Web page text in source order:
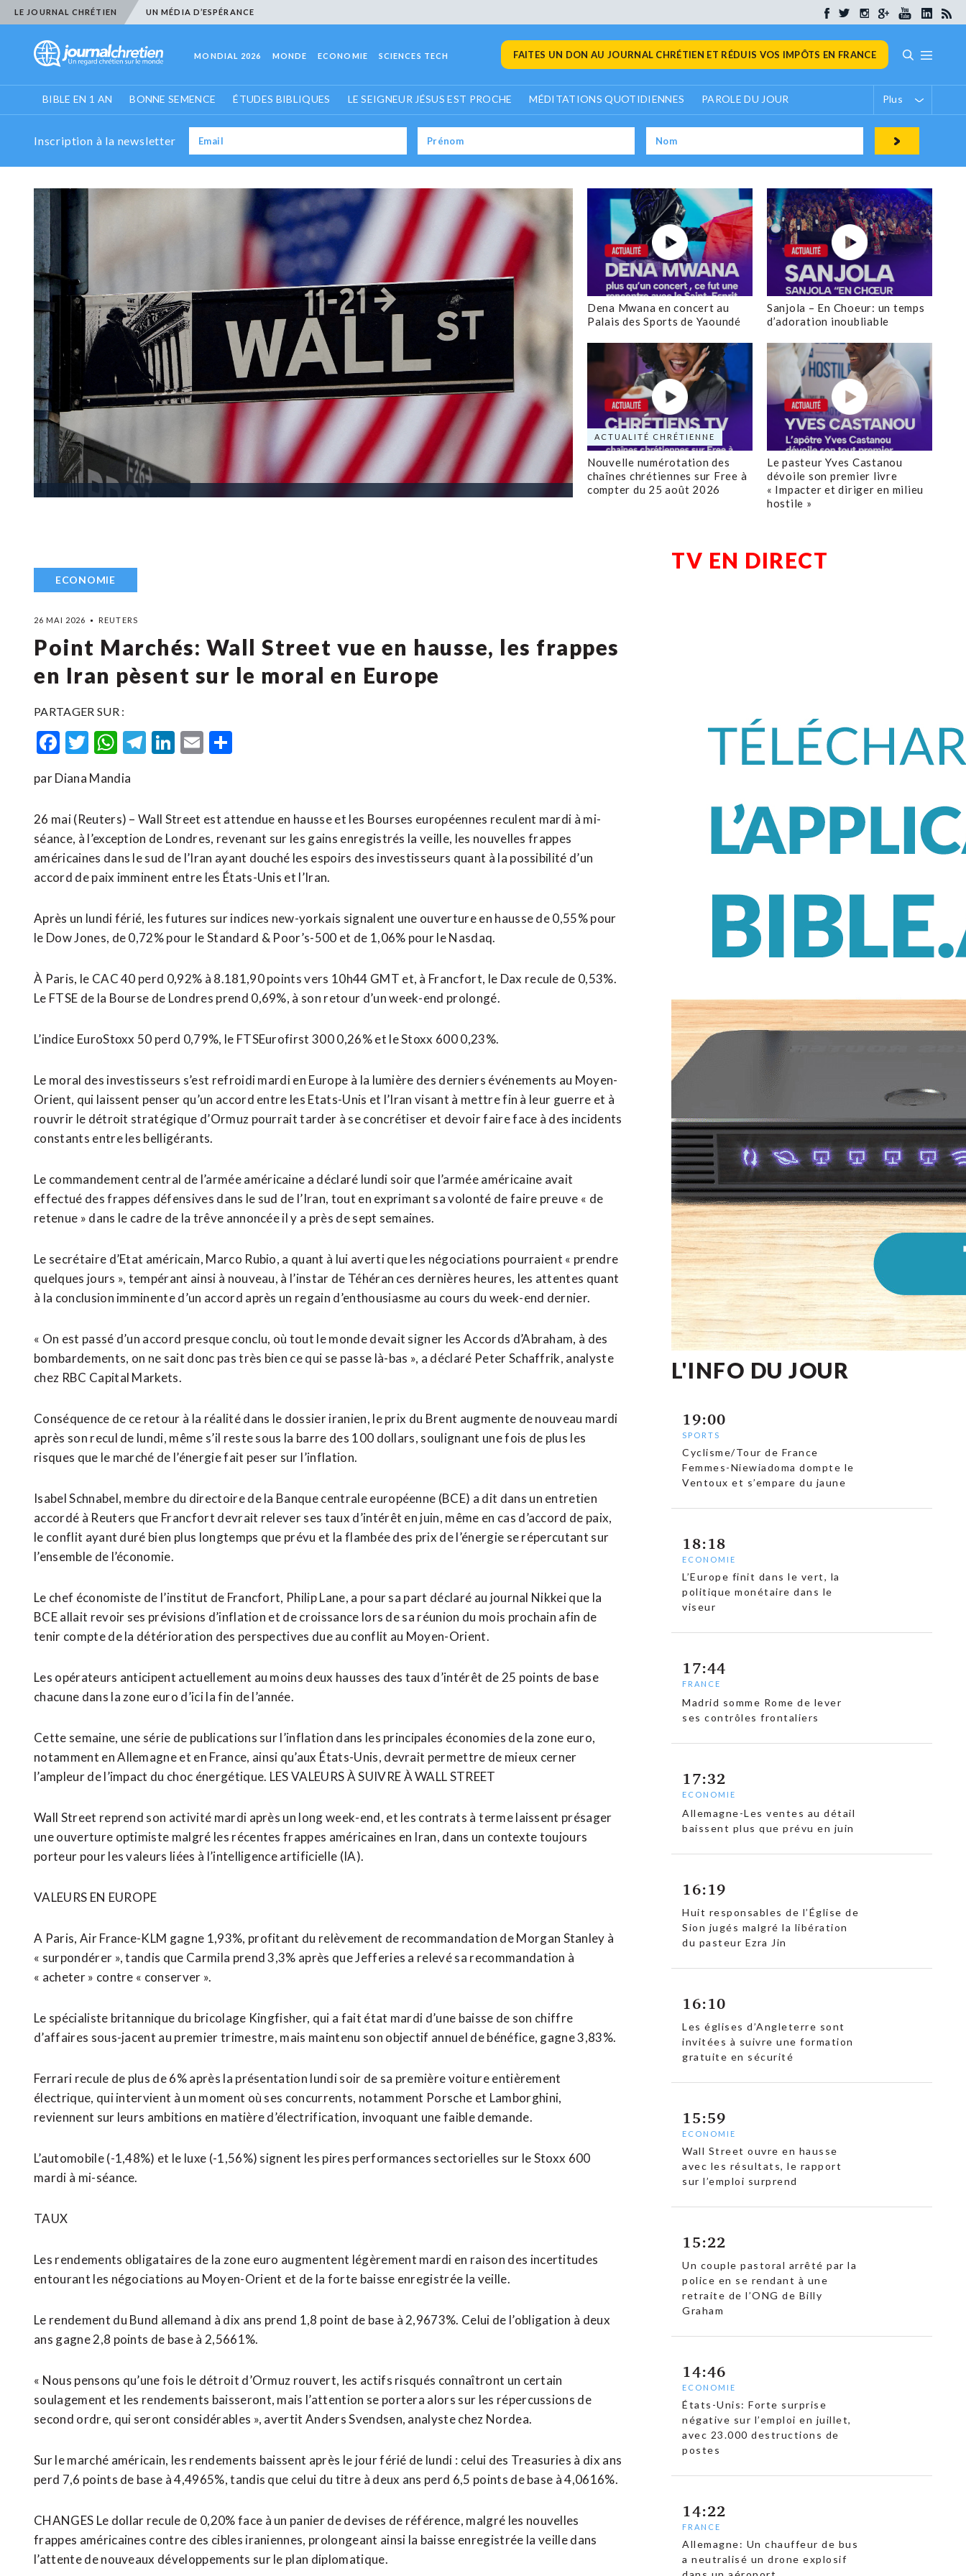
LE JOURNAL CHRÉTIEN UN MÉDIA D’ESPÉRANCE
MONDIAL 2026 MONDE ECONOMIE SCIENCES TECH FAITES UN DON AU JOURNAL CHRÉTIEN ET RÉDUIS VOS IMPÔTS EN FRANCE
BIBLE EN 1 AN BONNE SEMENCE ÉTUDES BIBLIQUES LE SEIGNEUR JÉSUS EST PROCHE MÉDITATIONS QUOTIDIENNES PAROLE DU JOUR Plus
Inscription à la newsletter
Dena Mwana en concert au
Palais des Sports de Yaoundé
Sanjola – En Choeur: un temps
d’adoration inoubliable
ACTUALITÉ CHRÉTIENNE
Nouvelle numérotation des
chaînes chrétiennes sur Free à
compter du 25 août 2026
Le pasteur Yves Castanou
dévoile son premier livre
« Impacter et diriger en milieu
hostile »
ECONOMIE
26 MAI 2026 REUTERS
Point Marchés: Wall Street vue en hausse, les frappes
en Iran pèsent sur le moral en Europe
PARTAGER SUR :
Facebook
Twitter
WhatsApp
Telegram
LinkedIn
Email
par Diana Mandia
26 mai (Reuters) – Wall Street est attendue en hausse et les Bourses européennes reculent mardi à mi-
séance, à l’exception de Londres, revenant sur les gains enregistrés la veille, les nouvelles frappes
américaines dans le sud de l’Iran ayant douché les espoirs des investisseurs quant à la possibilité d’un
accord de paix imminent entre les États-Unis et l’Iran.
Après un lundi férié, les futures sur indices new-yorkais signalent une ouverture en hausse de 0,55% pour
le Dow Jones, de 0,72% pour le Standard & Poor’s-500 et de 1,06% pour le Nasdaq.
À Paris, le CAC 40 perd 0,92% à 8.181,90 points vers 10h44 GMT et, à Francfort, le Dax recule de 0,53%.
Le FTSE de ​la Bourse de Londres prend 0,69%, à ‌son retour d’un week-end prolongé.
L’indice EuroStoxx 50 perd 0,79%, le FTSEurofirst 300 0,26% et le Stoxx 600 0,23%.
Le moral ​des investisseurs s’est refroidi mardi en Europe à ⁠la lumière des derniers événements au Moyen-
Orient, qui laissent penser qu’un accord entre les Etats-Unis et l’Iran visant à mettre fin à leur guerre et ‌à
rouvrir le détroit stratégique d’Ormuz pourrait tarder ‌à se concrétiser et devoir faire face à des incidents
constants entre les belligérants.
Le commandement central de l’armée américaine a déclaré lundi soir que l’armée américaine avait
effectué des frappes défensives dans le sud de l’Iran, tout en exprimant sa volonté de faire preuve « de
retenue » dans le cadre de la trêve annoncée il y a près de sept semaines.
Le secrétaire d’Etat américain, Marco Rubio, a quant à lui averti ​que les négociations pourraient « prendre
quelques jours », tempérant ainsi à nouveau, à l’instar de Téhéran ces dernières heures, les attentes quant
à la conclusion imminente d’un accord après un regain d’enthousiasme au cours du week-end dernier.
« On est passé d’un accord presque conclu, où tout le monde devait signer les Accords d’Abraham, à des
bombardements, on ne sait donc pas très bien ce qui se passe là-bas », a déclaré Peter Schaffrik, analyste
chez RBC Capital Markets.
Conséquence de ce retour à la réalité dans le dossier iranien, le prix du Brent augmente de nouveau mardi
après son recul de lundi, même s’il reste sous la barre des 100 dollars, soulignant une fois de plus les
risques que le marché de l’énergie fait peser sur ⁠l’inflation.
Isabel Schnabel, membre du directoire de la Banque centrale européenne (BCE) a dit dans un entretien
accordé à Reuters que Francfort devrait relever ses taux d’intérêt en juin, même en cas d’accord de paix,
le conflit ayant duré bien ⁠plus longtemps que prévu et la flambée des prix de l’énergie se répercutant sur
l’ensemble de l’économie.
Le chef économiste de l’institut de Francfort, Philip Lane, a pour sa part déclaré au journal Nikkei que la
BCE allait revoir ses prévisions d’inflation et de croissance lors de sa réunion du mois prochain afin de
tenir compte de la détérioration des perspectives due au conflit au Moyen-Orient.
Les opérateurs anticipent actuellement au moins deux hausses des taux d’intérêt de 25 points de base
chacune dans la zone euro d’ici la fin de l’année.
Cette semaine, une série de publications sur l’inflation dans les principales économies de la zone euro,
notamment en Allemagne et en France, ainsi qu’aux ⁠États-Unis, devrait permettre ‌de mieux cerner
l’ampleur de l’impact du choc énergétique. LES VALEURS À SUIVRE À WALL STREET
Wall Street reprend son activité mardi après un long week-end, et les contrats à ⁠terme laissent présager
une ouverture optimiste malgré les récentes frappes américaines en Iran, dans un contexte toujours
porteur pour les valeurs liées à l’intelligence artificielle (IA).
VALEURS ​EN EUROPE
A Paris, Air France-KLM gagne ​1,93%, profitant du relèvement de recommandation de Morgan Stanley à
« surpondérer », tandis que Carmila prend 3,3% après que Jefferies a relevé sa recommandation à
« acheter » contre « conserver ».
Le spécialiste britannique du bricolage Kingfisher, qui a fait état mardi d’une baisse de ​son chiffre
d’affaires sous-jacent au premier trimestre, mais maintenu son objectif annuel de bénéfice, gagne 3,83%.
Ferrari recule de plus de 6% après la présentation lundi soir de sa première voiture entièrement
électrique, qui intervient à un moment où ses concurrents, notamment Porsche et Lamborghini,
reviennent sur leurs ambitions en matière d’électrification, ‌invoquant une faible demande.
L’automobile (-1,48%) et le luxe (-1,56%) signent les ​pires performances sectorielles sur le Stoxx 600
mardi à mi-séance.
TAUX
Les rendements obligataires de la zone euro augmentent légèrement mardi en raison des incertitudes
entourant les négociations au Moyen-Orient et de la forte baisse enregistrée la veille.
Le rendement ​du Bund allemand à dix ans prend 1,8 point de base à 2,9673%. Celui de l’obligation à deux
ans gagne 2,8 points de base à 2,5661%.
« Nous pensons qu’une fois le détroit d’Ormuz rouvert, les actifs risqués connaîtront un certain
soulagement et les rendements baisseront, mais l’attention se portera alors sur les répercussions de
second ordre, qui seront considérables », avertit Anders Svendsen, analyste chez Nordea.
Sur le marché américain, les rendements baissent après le jour férié de lundi : celui des Treasuries à dix ans
perd 7,6 points de base à 4,4965%, tandis que celui du titre à deux ans perd 6,5 points de base à 4,0616%.
CHANGES Le dollar recule de 0,20% face à un panier de devises de référence, malgré les nouvelles
frappes américaines contre des cibles iraniennes, prolongeant ainsi la baisse enregistrée ⁠la veille dans
l’attente de nouveaux développements sur le plan diplomatique.
TV EN DIRECT
L'INFO DU JOUR
19:00
SPORTS
Cyclisme/Tour de France
Femmes-Niewiadoma dompte le
Ventoux et s’empare du jaune
18:18
ECONOMIE
L’Europe finit dans le vert, la
politique monétaire dans le
viseur
17:44
FRANCE
Madrid somme Rome de lever
ses contrôles frontaliers
17:32
ECONOMIE
Allemagne-Les ventes au détail
baissent plus que prévu en juin
16:19
Huit responsables de l’Église de
Sion jugés malgré la libération
du pasteur Ezra Jin
16:10
Les églises d’Angleterre sont
invitées à suivre une formation
gratuite en sécurité
15:59
ECONOMIE
Wall Street ouvre en hausse
avec les résultats, le rapport
sur l’emploi surprend
15:22
Un couple pastoral arrêté par la
police en se rendant à une
retraite de l’ONG de Billy
Graham
14:46
ECONOMIE
États-Unis: Forte surprise
négative sur l’emploi en juillet,
avec 23.000 destructions de
postes
14:22
FRANCE
Allemagne: Un chauffeur de bus
a neutralisé un drone explosif